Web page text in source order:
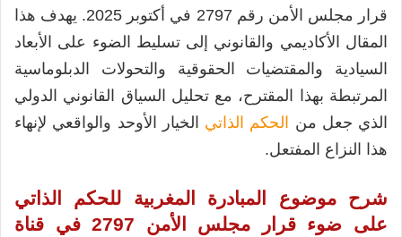
قرار مجلس الأمن رقم 2797 في أكتوبر 2025. يهدف هذا
المقال الأكاديمي والقانوني إلى تسليط الضوء على الأبعاد
السيادية والمقتضيات الحقوقية والتحولات الدبلوماسية
المرتبطة بهذا المقترح، مع تحليل السياق القانوني الدولي
الذي جعل من
الحكم الذاتي
الخيار الأوحد والواقعي لإنهاء
هذا النزاع المفتعل.
شرح موضوع المبادرة المغربية للحكم الذاتي
على ضوء قرار مجلس الأمن 2797 في قناة